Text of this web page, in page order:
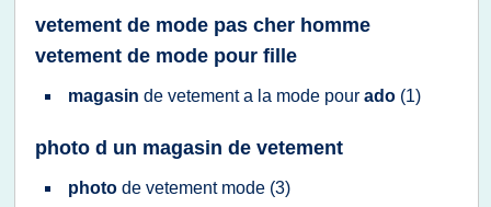
vetement de mode pas cher homme
vetement de mode pour fille
magasin de vetementa la mode pour ado (1)
photo d un magasin de vetement
photo de vetement mode (3)